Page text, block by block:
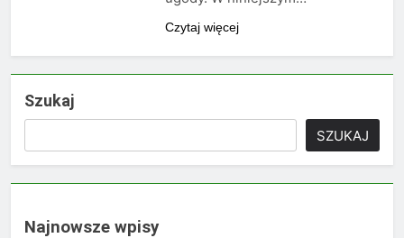
Czytaj więcej
Szukaj
SZUKAJ
Najnowsze wpisy